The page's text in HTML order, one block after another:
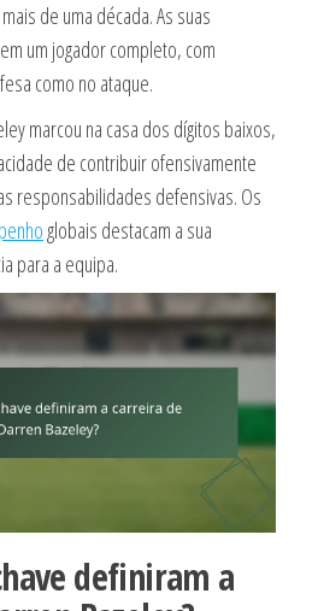
de uma década. As suas
um jogador completo, com
como no ataque.
marcou na casa dos dígitos baixos,
de contribuir ofensivamente
responsabilidades defensivas. Os
globais destacam a sua
para a equipa.
definiram a